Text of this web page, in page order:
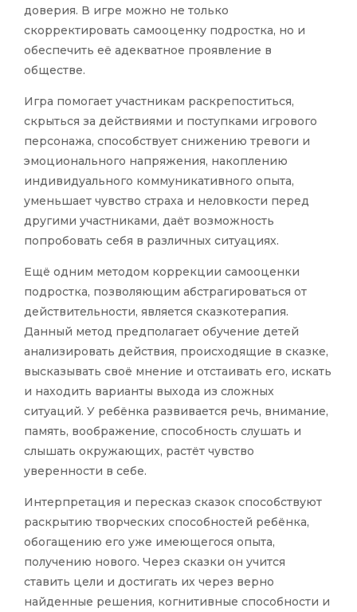
доверия. В игре можно не только
скорректировать самооценку подростка, но и
обеспечить её адекватное проявление в
обществе.
Игра помогает участникам раскрепоститься,
скрыться за действиями и поступками игрового
персонажа, способствует снижению тревоги и
эмоционального напряжения, накоплению
индивидуального коммуникативного опыта,
уменьшает чувство страха и неловкости перед
другими участниками, даёт возможность
попробовать себя в различных ситуациях.
Ещё одним методом коррекции самооценки
подростка, позволяющим абстрагироваться от
действительности, является сказкотерапия.
Данный метод предполагает обучение детей
анализировать действия, происходящие в сказке,
высказывать своё мнение и отстаивать его, искать
и находить варианты выхода из сложных
ситуаций. У ребёнка развивается речь, внимание,
память, воображение, способность слушать и
слышать окружающих, растёт чувство
уверенности в себе.
Интерпретация и пересказ сказок способствуют
раскрытию творческих способностей ребёнка,
обогащению его уже имеющегося опыта,
получению нового. Через сказки он учится
ставить цели и достигать их через верно
найденные решения, когнитивные способности и